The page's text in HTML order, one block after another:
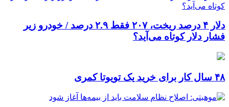
دلار ۴ درصد ریخت، ۲۰۷ فقط ۲.۹ درصد / خودرو زیر
فشار دلار کوتاه می‌آید؟
۴۸ سال کار برای خرید یک تویوتا کمری